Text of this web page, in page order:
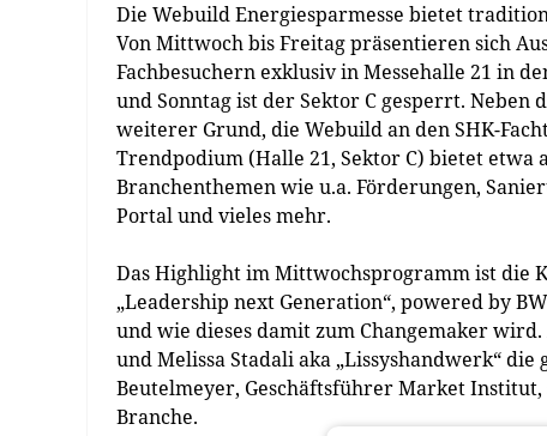
Die Webuild Energiesparmesse bietet
Von Mittwoch bis Freitag präsentieren sich
Fachbesuchern exklusiv in Messehalle 21 in
und Sonntag ist der Sektor C gesperrt.
weiterer Grund, die Webuild an den SHK-
Trendpodium (Halle 21, Sektor C) bietet
Branchenthemen wie u.a. Förderungen,
Portal und vieles mehr.
Das Highlight im Mittwochsprogramm ist die
„Leadership next Generation“, powered by
und wie dieses damit zum Changemaker
und Melissa Stadali aka „Lissyshandwerk“
Beutelmeyer, Geschäftsführer Market
Branche.